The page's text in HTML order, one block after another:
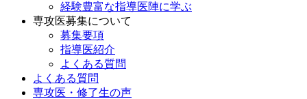
経験豊富な指導医陣に学ぶ
専攻医募集について
募集要項
指導医紹介
よくある質問
よくある質問
専攻医・修了生の声